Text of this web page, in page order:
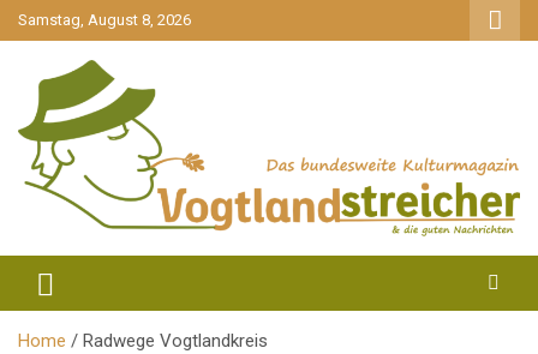
gehe
zum
Samstag, August 8, 2026
Vogtlandstreicher
Home Radwege Vogtlandkreis